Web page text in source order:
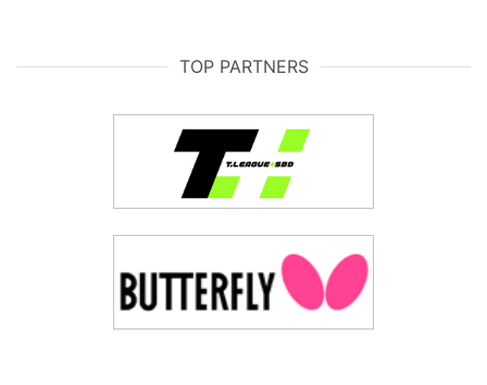
TOP PARTNERS